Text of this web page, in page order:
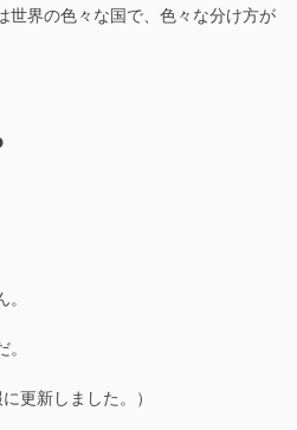
世界の色々な国で、色々な分け方が
更新しました。）